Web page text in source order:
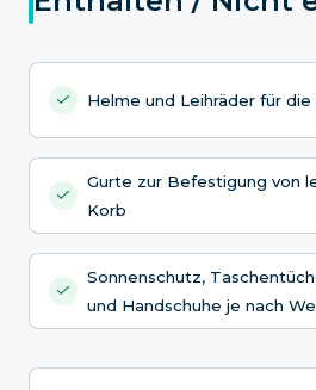
Helme und Leihräder für
Gurte zur Befestigung von
Korb
Sonnenschutz,
und Handschuhe je nach